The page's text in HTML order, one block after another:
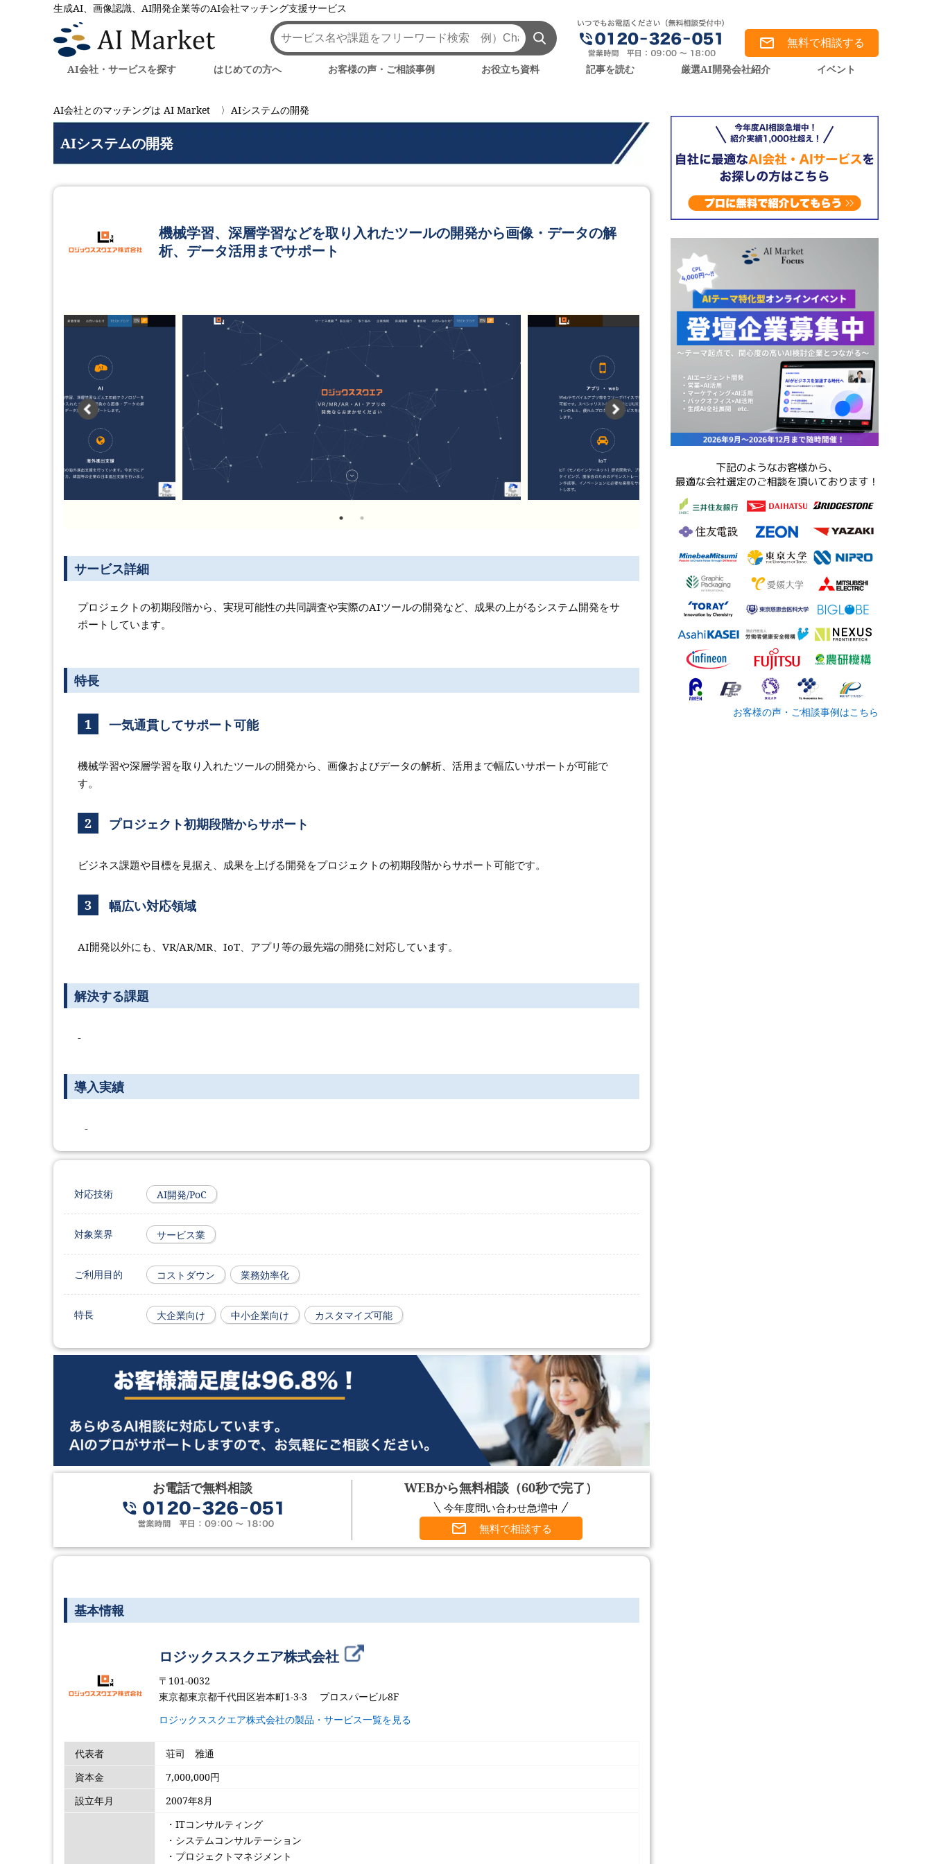
生成AI、画像認識、AI開発企業等のAI会社マッチング支援サービス
無料で相談する
AI会社・サービスを探す はじめての方へ お客様の声・ご相談事例 お役立ち資料 記事を読む 厳選AI開発会社紹介 イベント
AI会社とのマッチングは AI Market AIシステムの開発
AIシステムの開発
機械学習、深層学習などを取り入れたツールの開発から画像・データの解
析、データ活用までサポート
サービス詳細
プロジェクトの初期段階から、実現可能性の共同調査や実際のAIツールの開発など、成果の上がるシステム開発をサ
ポートしています。
特長
1 一気通貫してサポート可能
機械学習や深層学習を取り入れたツールの開発から、画像およびデータの解析、活用まで幅広いサポートが可能で
す。
2 プロジェクト初期段階からサポート
ビジネス課題や目標を見据え、成果を上げる開発をプロジェクトの初期段階からサポート可能です。
3 幅広い対応領域
AI開発以外にも、VR/AR/MR、IoT、アプリ等の最先端の開発に対応しています。
解決する課題
-
導入実績
-
対応技術 AI開発/PoC
対象業界 サービス業
ご利用目的 コストダウン 業務効率化
特長 大企業向け 中小企業向け カスタマイズ可能
お電話で無料相談 WEBから無料相談（60秒で完了）
今年度問い合わせ急増中
無料で相談する
基本情報
ロジックススクエア株式会社
〒101-0032
東京都東京都千代田区岩本町1-3-3 プロスパービル8F
ロジックススクエア株式会社の製品・サービス一覧を見る
代表者
荘司 雅通
資本金
7,000,000円
設立年月
2007年8月
・ITコンサルティング
・システムコンサルテーション
・プロジェクトマネジメント
お客様の声・ご相談事例はこちら